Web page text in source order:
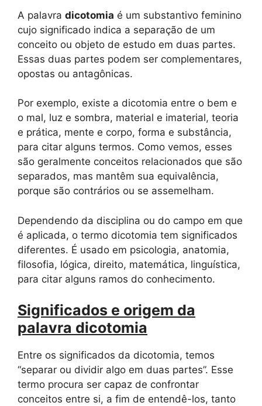
A palavra dicotomia é um substantivo feminino
cujo significado indica a separação de um
conceito ou objeto de estudo em duas partes.
Essas duas partes podem ser complementares,
opostas ou antagônicas.
Por exemplo, existe a dicotomia entre o bem e
o mal, luz e sombra, material e imaterial, teoria
e prática, mente e corpo, forma e substância,
para citar alguns termos. Como vemos, esses
são geralmente conceitos relacionados que são
separados, mas mantêm sua equivalência,
porque são contrários ou se assemelham.
Dependendo da disciplina ou do campo em que
é aplicada, o termo dicotomia tem significados
diferentes. É usado em psicologia, anatomia,
filosofia, lógica, direito, matemática, linguística,
para citar alguns ramos do conhecimento.
Significados e origem da
palavra dicotomia
Entre os significados da dicotomia, temos
“separar ou dividir algo em duas partes”. Esse
termo procura ser capaz de confrontar
conceitos entre si, a fim de entendê-los, tanto